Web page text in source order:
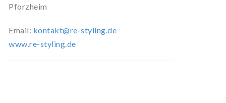
Pforzheim
Email: kontakt@re-styling.de
www.re-styling.de